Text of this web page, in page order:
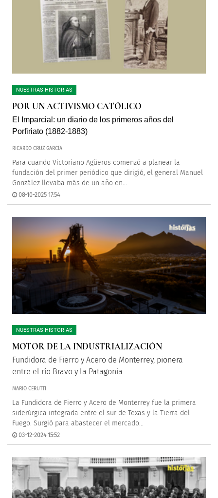
NUESTRAS HISTORIAS
POR UN ACTIVISMO CATÓLICO
El Imparcial: un diario de los primeros años del
Porfiriato (1882-1883)
RICARDO CRUZ GARCÍA
Para cuando Victoriano Agüeros comenzó a planear la
fundación del primer periódico que dirigió, el general Manuel
González llevaba más de un año en...
08-10-2025 17:54
NUESTRAS HISTORIAS
MOTOR DE LA INDUSTRIALIZACIÓN
Fundidora de Fierro y Acero de Monterrey, pionera
entre el río Bravo y la Patagonia
MARIO CERUTTI
La Fundidora de Fierro y Acero de Monterrey fue la primera
siderúrgica integrada entre el sur de Texas y la Tierra del
Fuego. Surgió para abastecer el mercado...
03-12-2024 15:52